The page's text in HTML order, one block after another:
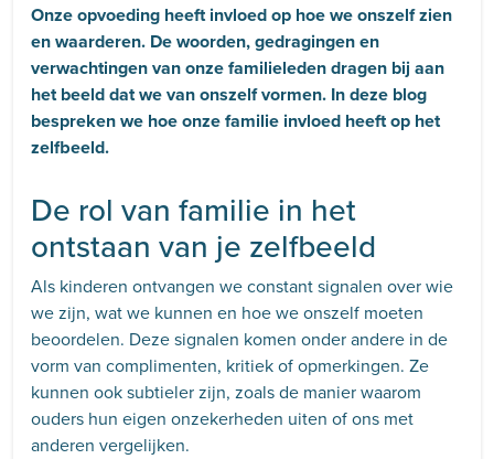
Onze opvoeding heeft invloed op hoe we onszelf zien
en waarderen. De woorden, gedragingen en
verwachtingen van onze familieleden dragen bij aan
het beeld dat we van onszelf vormen. In deze blog
bespreken we hoe onze familie invloed heeft op het
zelfbeeld.
De rol van familie in het
ontstaan van je zelfbeeld
Als kinderen ontvangen we constant signalen over wie
we zijn, wat we kunnen en hoe we onszelf moeten
beoordelen. Deze signalen komen onder andere in de
vorm van complimenten, kritiek of opmerkingen. Ze
kunnen ook subtieler zijn, zoals de manier waarom
ouders hun eigen onzekerheden uiten of ons met
anderen vergelijken.